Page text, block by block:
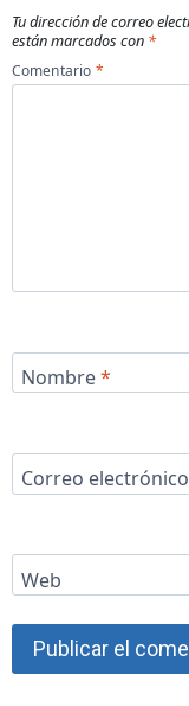
Tu dirección de correo
están marcados con *
Comentario *
Nombre*
Correo electrónico
Web